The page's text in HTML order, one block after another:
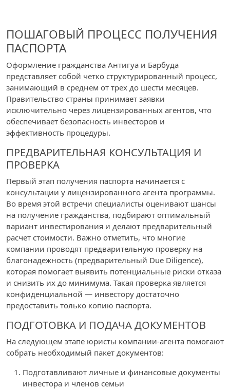
ПОШАГОВЫЙ ПРОЦЕСС ПОЛУЧЕНИЯ
ПАСПОРТА
Оформление гражданства Антигуа и Барбуда
представляет собой четко структурированный процесс,
занимающий в среднем от трех до шести месяцев.
Правительство страны принимает заявки
исключительно через лицензированных агентов, что
обеспечивает безопасность инвесторов и
эффективность процедуры.
ПРЕДВАРИТЕЛЬНАЯ КОНСУЛЬТАЦИЯ И
ПРОВЕРКА
Первый этап получения паспорта начинается с
консультации у лицензированного агента программы.
Во время этой встречи специалисты оценивают шансы
на получение гражданства, подбирают оптимальный
вариант инвестирования и делают предварительный
расчет стоимости. Важно отметить, что многие
компании проводят предварительную проверку на
благонадежность (предварительный Due Diligence),
которая помогает выявить потенциальные риски отказа
и снизить их до минимума. Такая проверка является
конфиденциальной — инвестору достаточно
предоставить только копию паспорта.
ПОДГОТОВКА И ПОДАЧА ДОКУМЕНТОВ
На следующем этапе юристы компании-агента помогают
собрать необходимый пакет документов:
Подготавливают личные и финансовые документы
инвестора и членов семьи